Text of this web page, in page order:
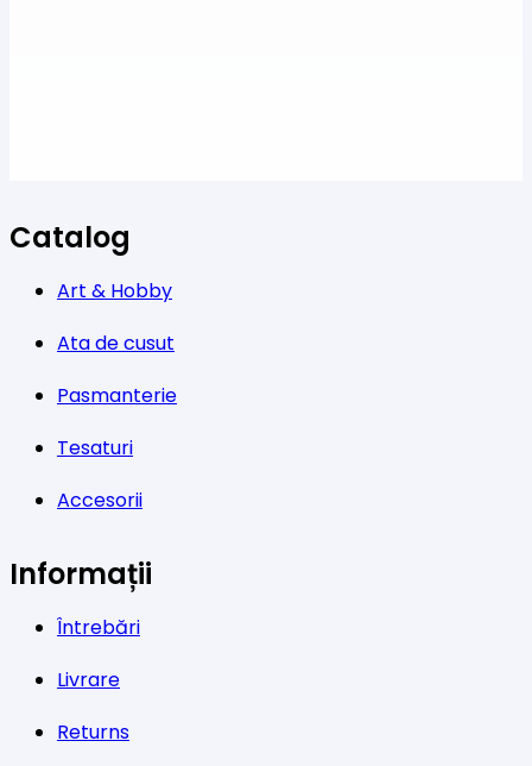
Catalog
Art & Hobby
Ata de cusut
Pasmanterie
Tesaturi
Accesorii
Informații
Întrebări
Livrare
Returns